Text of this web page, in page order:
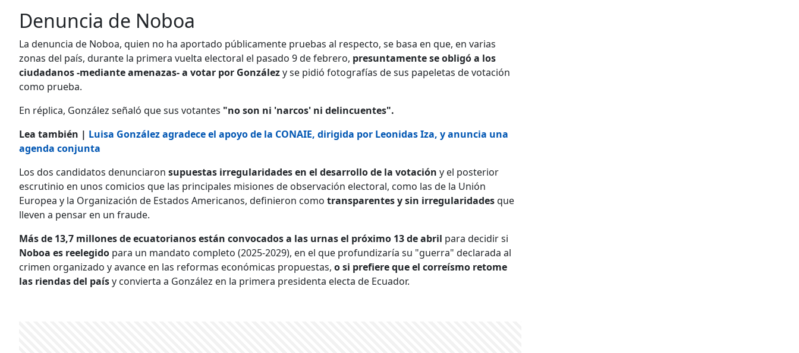
Denuncia de Noboa
La denuncia de Noboa, quien no ha aportado públicamente pruebas al respecto, se basa en que, en varias
zonas del país, durante la primera vuelta electoral el pasado 9 de febrero, presuntamente se obligó a los
ciudadanos -mediante amenazas- a votar por Gonzálezy se pidió fotografías de sus papeletas de votación
como prueba.
En réplica, González señaló que sus votantes "no son ni 'narcos' ni delincuentes".
Lea también | Luisa González agradece el apoyo de la CONAIE, dirigida por Leonidas Iza, y anuncia una
agenda conjunta
Los dos candidatos denunciaron supuestas irregularidades en el desarrollo de la votación y el posterior
escrutinio en unos comicios que las principales misiones de observación electoral, como las de la Unión
Europea y la Organización de Estados Americanos, definieron como transparentes y sin irregularidadesque
lleven a pensar en un fraude.
Más de 13,7 millones de ecuatorianos están convocados a las urnas el próximo 13 de abril para decidir si
Noboa es reelegido para un mandato completo (2025-2029), en el que profundizaría su "guerra" declarada al
crimen organizado y avance en las reformas económicas propuestas, o si prefiere que el correísmo retome
las riendas del paísy convierta a González en la primera presidenta electa de Ecuador.